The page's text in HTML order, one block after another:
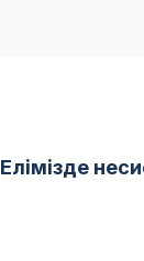
Елімізде